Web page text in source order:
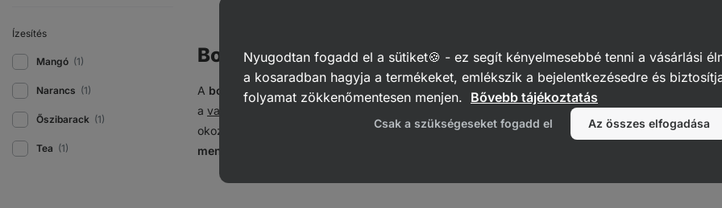
Ízesítés
Mangó (1)
Narancs (1)
Őszibarack (1)
Tea (1)
Borsófehérjék
A borsófehérje a legkeresettebb és legjobb minőségű növényi fehérjék közé tartozik. Körülbelül
a vas
bőséges forrása. A borsófehérje nem a szárított zöldborsóból,
okozza a bézs színét. Bár az összesesszenciális aminosavattartalmazza, ametionin és a
mennyisége miatt a hasznosulása korlátozott.
Nyugodtan fogadd el a sütiket🍪 - ez segít kényelmesebbé tenni a vásárlási
a kosaradban hagyja a termékeket, emlékszik a bejelentkezésedre és
folyamat zökkenőmentesen menjen. Bővebb tájékoztatás
Csak a szükségeseket fogadd el Az összes elfogadása